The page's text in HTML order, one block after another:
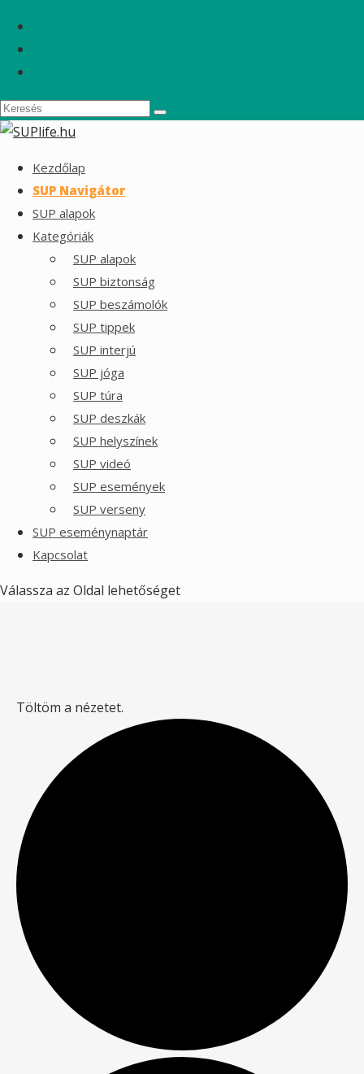
Kezdőlap
SUP Navigátor
SUP alapok
Kategóriák
SUP alapok
SUP biztonság
SUP beszámolók
SUP tippek
SUP interjú
SUP jóga
SUP túra
SUP deszkák
SUP helyszínek
SUP videó
SUP események
SUP verseny
SUP eseménynaptár
Kapcsolat
Válassza az Oldal lehetőséget
Töltöm a nézetet.